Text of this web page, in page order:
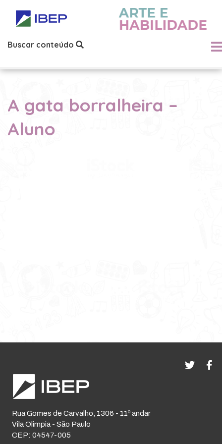
Buscar conteúdo
A gata borralheira –
Aluno
Rua Gomes de Carvalho, 1306 - 11º andar
Vila Olimpia - São Paulo
CEP: 04547-005